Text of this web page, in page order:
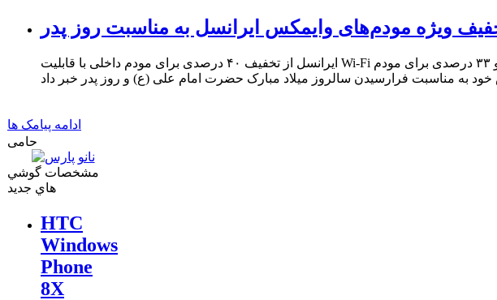
ویژه مودم‌های وایمکس ایرانسل به مناسبت روز پدر
ایرانسل از تخفیف ۴۰ درصدی برای مودم داخلی با قابلیت Wi-Fi و ۳۳ درصدی برای مودم USB
ادامه پیامک ها
حامی
مشخصات گوشي
هاي جديد
HTC
Windows
Phone
8X